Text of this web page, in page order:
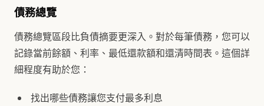
債務總覽
債務總覽區段比負債摘要更深入。對於每筆債務，您可以
記錄當前餘額、利率、最低還款額和還清時間表。這個詳
細程度有助於您：
找出哪些債務讓您支付最多利息